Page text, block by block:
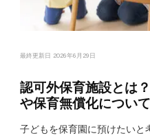
最終更新日 2026年6月29日
認可外保育施設とは
や保育無償化につい
子どもを保育園に預けたいと